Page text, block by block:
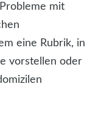
mit
eine Rubrik, in
vorstellen oder